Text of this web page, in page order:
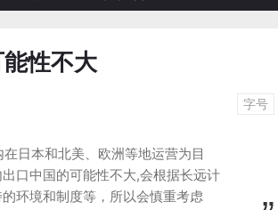
性不大
字号
日本和北美、欧洲等地运营为目
口中国的可能性不大,会根据长远计
环境和制度等，所以会慎重考虑